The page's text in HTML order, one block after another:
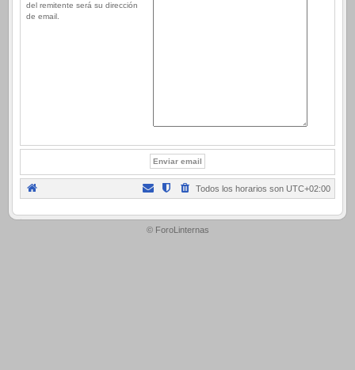
del remitente será su dirección
de email.
Todos los horarios son UTC+02:00
.
© ForoLinternas